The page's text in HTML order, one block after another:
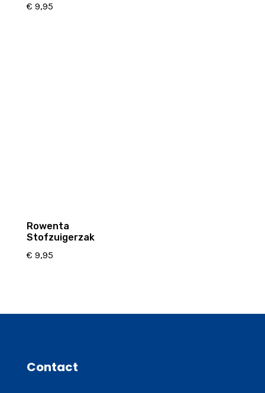
€ 9,95
Rowenta
Stofzuigerzak
€ 9,95
Contact